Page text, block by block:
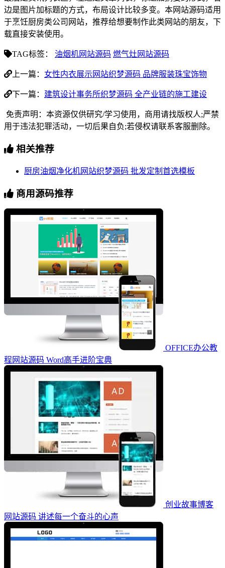
边是图片加标题的方式，布局设计比较多变。本网站源码适用
于烹饪厨房类公司网站，推荐给想要制作此类网站的朋友，下
载直接安装使用。
TAG标签： 油烟机网站源码 燃气灶网站源码
上一篇： 女性内衣展示网站织梦源码 品牌服装珠宝饰物
下一篇： 建筑设计事务所织梦源码 全产业链的施工建设
免责声明：本资源仅供研究/学习使用，商用请找版权人;严禁
用于违法犯罪活动，一切后果自负;若侵权请联系客服删除。
相关推荐
厨房油烟净化机网站织梦源码 批发定制首选模板
商用源码推荐
OFFICE办公教
程网站源码 Word高手进阶宝典
创业故事博客
网站源码 讲述每一个奋斗的心声